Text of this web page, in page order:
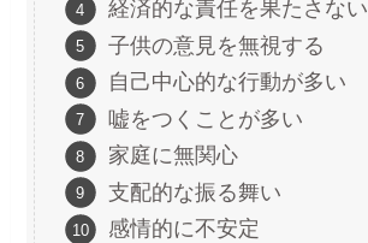
経済的な責任を果たさない
子供の意見を無視する
自己中心的な行動が多い
嘘をつくことが多い
家庭に無関心
支配的な振る舞い
感情的に不安定